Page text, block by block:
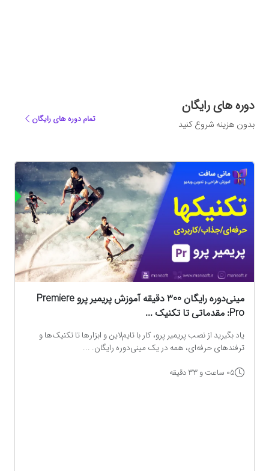
دوره های رایگان
بدون هزینه شروع کنید تمام دوره های رایگان
مینی‌دوره رایگان 300 دقیقه آموزش پریمیر پرو Premiere
Pro: مقدماتی تا تکنیک‌ ...
یاد بگیرید از نصب پریمیر پرو، کار با تایم‌لاین و ابزارها تا تکنیک‌ها و
ترفندهای حرفه‌ای، همه در یک مینی‌دوره رایگان. ...
05 ساعت و 33 دقیقه